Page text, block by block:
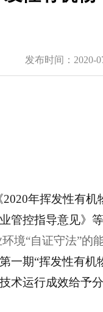
发布时间：2020-
年挥发性有
管控指导意见》
境“自证守法”的
一期“挥发性有
术运行成效给予